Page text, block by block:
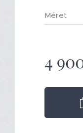
Méret
4